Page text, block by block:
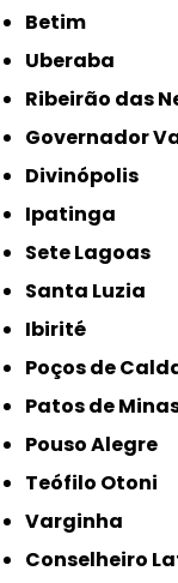
Betim
Uberaba
Ribeirão das
Governador
Divinópolis
Ipatinga
Sete Lagoas
Santa Luzia
Ibirité
Poços de
Patos de
Pouso Alegre
Teófilo Otoni
Varginha
Conselheiro